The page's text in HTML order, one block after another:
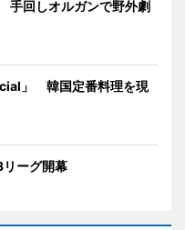
回しオルガンで野外劇
」 韓国定番料理を現
ーグ開幕